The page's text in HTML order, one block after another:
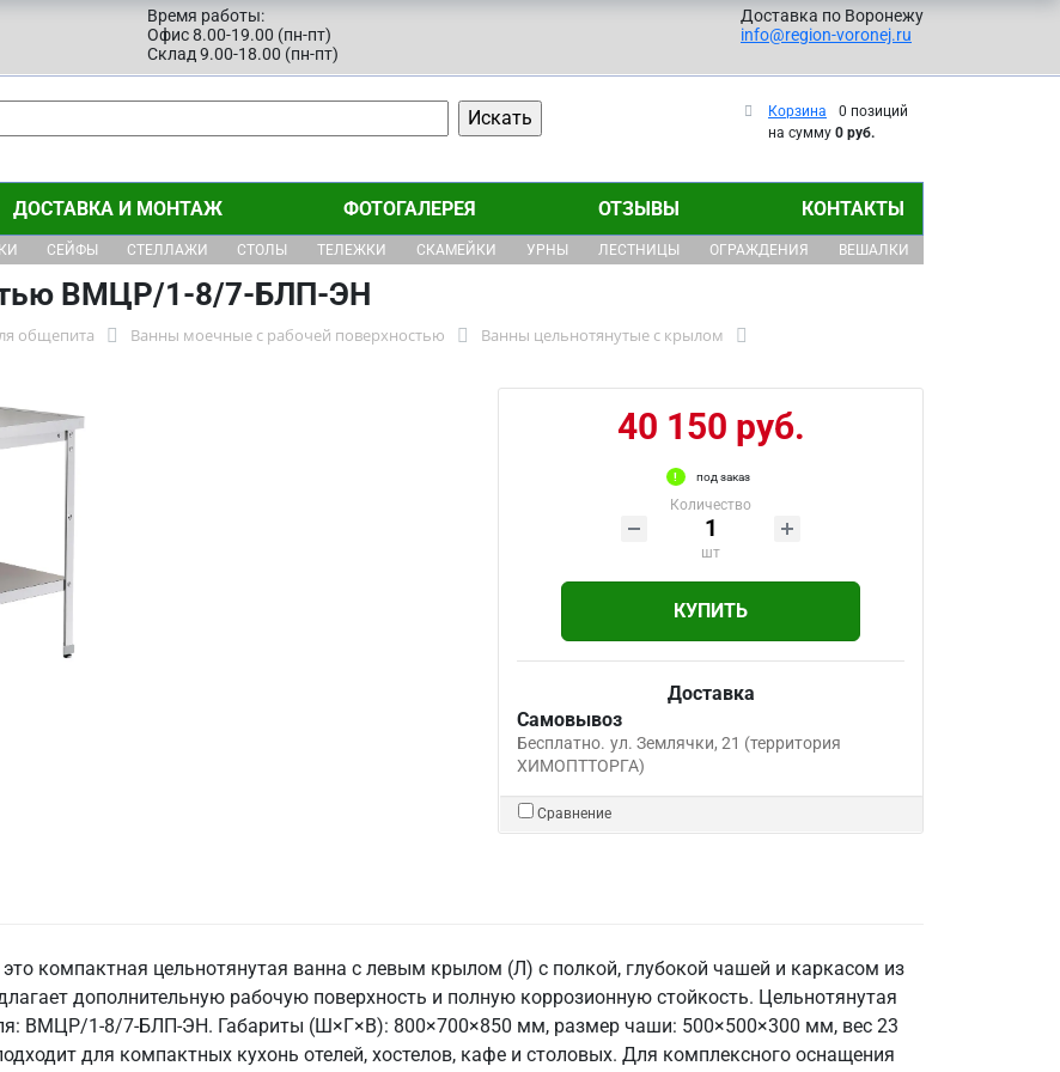
Время работы:
Офис 8.00-19.00 (пн-пт)
Склад 9.00-18.00 (пн-пт)
Доставка по Воронежу
info@region-voronej.ru
Корзина
0 позиций
на сумму 0 руб.
ДОСТАВКА И МОНТАЖ ФОТОГАЛЕРЕЯ ОТЗЫВЫ КОНТАКТЫ
СЕЙФЫ СТЕЛЛАЖИ СТОЛЫ ТЕЛЕЖКИ СКАМЕЙКИ УРНЫ ЛЕСТНИЦЫ ОГРАЖДЕНИЯ ВЕШАЛКИ
ВМЦР/1-8/7-БЛП-ЭН
общепита Ванны моечные с рабочей поверхностью
Ванны цельнотянутые с крылом
40 150 руб.
под заказ
Количество
шт
КУПИТЬ
Доставка
Самовывоз
Бесплатно. ул. Землячки, 21 (территория
ХИМОПТТОРГА)
Сравнение
компактная цельнотянутая ванна с левым крылом (Л) с полкой, глубокой чашей и каркасом из
дополнительную рабочую поверхность и полную коррозионную стойкость. Цельнотянутая
ВМЦР/1-8/7-БЛП-ЭН. Габариты (Ш×Г×В): 800×700×850 мм, размер чаши: 500×500×300 мм, вес 23
для компактных кухонь отелей, хостелов, кафе и столовых. Для комплексного оснащения